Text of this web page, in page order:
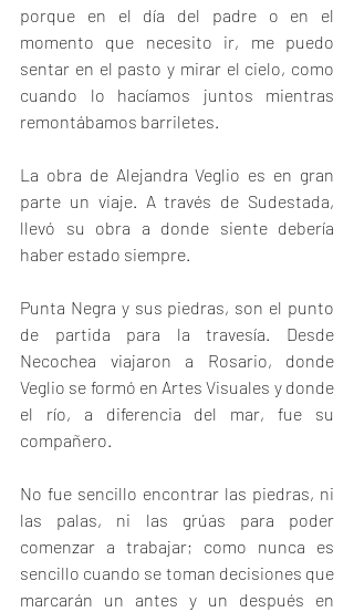
porque en el día del padre o en el
momento que necesito ir, me puedo
sentar en el pasto y mirar el cielo, como
cuando lo hacíamos juntos mientras
remontábamos barriletes.
La obra de Alejandra Veglio es en gran
parte un viaje. A través de Sudestada,
llevó su obra a donde siente debería
haber estado siempre.
Punta Negra y sus piedras, son el punto
de partida para la travesía. Desde
Necochea viajaron a Rosario, donde
Veglio se formó en Artes Visuales y donde
el río, a diferencia del mar, fue su
compañero.
No fue sencillo encontrar las piedras, ni
las palas, ni las grúas para poder
comenzar a trabajar; como nunca es
sencillo cuando se toman decisiones que
marcarán un antes y un después en